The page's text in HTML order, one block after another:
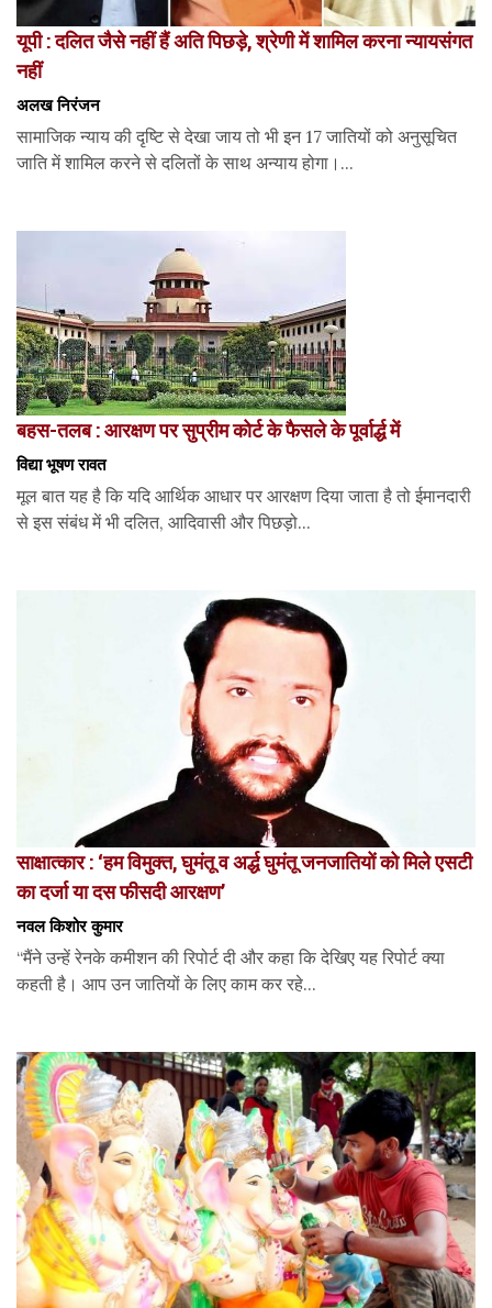
यूपी : दलित जैसे नहीं हैं अति पिछड़े, श्रेणी में शामिल करना न्यायसंगत
नहीं
अलख निरंजन
सामाजिक न्याय की दृष्टि से देखा जाय तो भी इन 17 जातियों को अनुसूचित
जाति में शामिल करने से दलितों के साथ अन्याय होगा।...
बहस-तलब : आरक्षण पर सुप्रीम कोर्ट के फैसले के पूर्वार्द्ध में
विद्या भूषण रावत
मूल बात यह है कि यदि आर्थिक आधार पर आरक्षण दिया जाता है तो ईमानदारी
से इस संबंध में भी दलित, आदिवासी और पिछड़ो...
साक्षात्कार : ‘हम विमुक्त, घुमंतू व अर्द्ध घुमंतू जनजातियों को मिले एसटी
का दर्जा या दस फीसदी आरक्षण’
नवल किशोर कुमार
“मैंने उन्हें रेनके कमीशन की रिपोर्ट दी और कहा कि देखिए यह रिपोर्ट क्या
कहती है। आप उन जातियों के लिए काम कर रहे...